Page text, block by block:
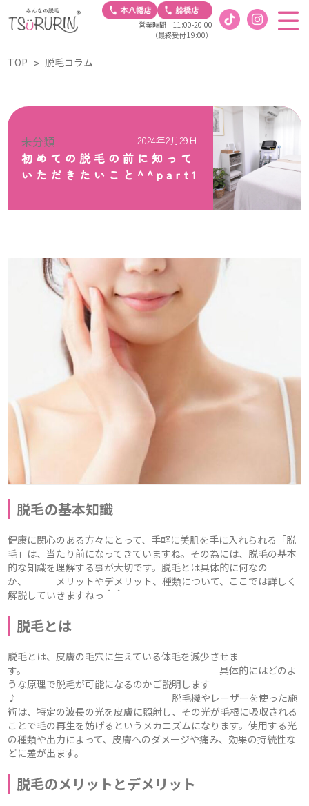
営業時間 11:00-20:00
（最終受付 19:00）
TOP 脱毛コラム
未分類 2024年2月29日
初めての脱毛の前に知って
いただきたいこと^^part1
脱毛の基本知識
健康に関心のある方々にとって、手軽に美肌を手に入れられる「脱
毛」は、当たり前になってきていますね。その為には、脱毛の基本
的な知識を理解する事が大切です。脱毛とは具体的に何なの
か、 メリットやデメリット、種類について、ここでは詳しく
解説していきますねっ＾＾
脱毛とは
脱毛とは、皮膚の毛穴に生えている体毛を減少させま
す。 具体的にはどのよ
うな原理で脱毛が可能になるのかご説明します
♪ 脱毛機やレーザーを使った施
術は、特定の波長の光を皮膚に照射し、その光が毛根に吸収される
ことで毛の再生を妨げるというメカニズムになります。使用する光
の種類や出力によって、皮膚へのダメージや痛み、効果の持続性な
どに差が出ます。
脱毛のメリットとデメリット